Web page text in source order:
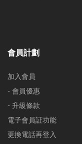
會員計劃
加入會員
- 會員優惠
- 升級條款
電子會員証功能
更換電話再登入